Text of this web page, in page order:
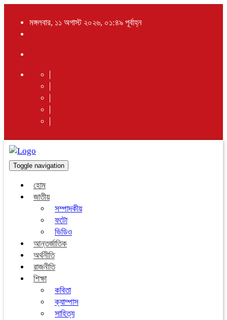
মঙ্গলবার, ১১ অগাস্ট ২০২৬, ০১:৪৯ পূর্বাহ্ন
Toggle navigation
হোম
জাতীয়
সম্পাদকীয়
ফটো
ভিডিও
আন্তর্জাতিক
অর্থনীতি
রাজনীতি
শিক্ষা
কবিতা
ক্যাম্পাস
সাহিত্য